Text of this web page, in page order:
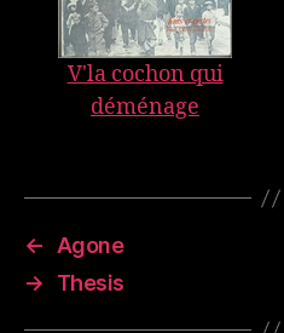
V'la cochon qui
déménage
←
Agone
→
Thesis